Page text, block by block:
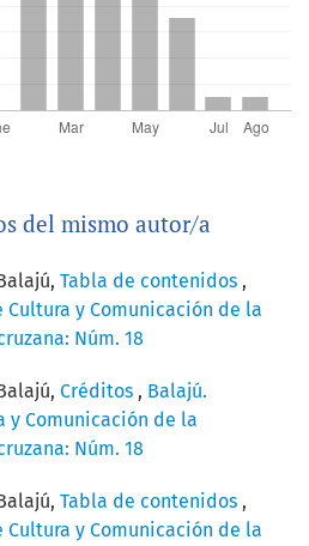
del mismo autor/a
Tabla de contenidos ,
Cultura y Comunicación de la
Núm. 18
Créditos , Balajú.
y Comunicación de la
Núm. 18
Tabla de contenidos ,
Cultura y Comunicación de la